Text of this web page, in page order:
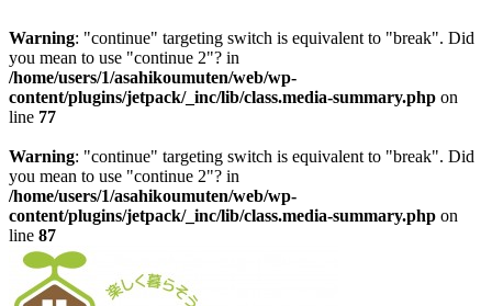
Warning: "continue" targeting switch is equivalent to "break". Did
you mean to use "continue 2"? in
/home/users/1/asahikoumuten/web/wp-
content/plugins/jetpack/_inc/lib/class.media-summary.php on
line 77
Warning: "continue" targeting switch is equivalent to "break". Did
you mean to use "continue 2"? in
/home/users/1/asahikoumuten/web/wp-
content/plugins/jetpack/_inc/lib/class.media-summary.php on
line 87